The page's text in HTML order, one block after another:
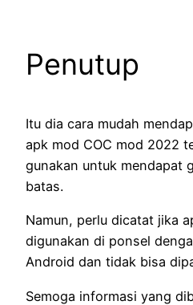
Penutup
Itu dia cara mudah
apk mod COC mod 2022
gunakan untuk mendapat
batas.
Namun, perlu dicatat jika
digunakan di ponsel
Android dan tidak bisa
Semoga informasi yang